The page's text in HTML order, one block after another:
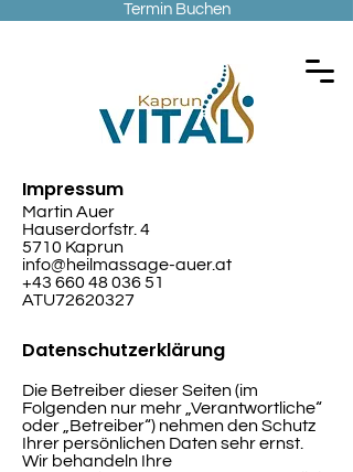
Termin Buchen
Impressum
Martin Auer
Hauserdorfstr. 4
5710 Kaprun
info@heilmassage-auer.at
+43 660 48 036 51
ATU72620327
Datenschutzerklärung
Die Betreiber dieser Seiten (im
Folgenden nur mehr „Verantwortliche“
oder „Betreiber“) nehmen den Schutz
Ihrer persönlichen Daten sehr ernst.
Wir behandeln Ihre